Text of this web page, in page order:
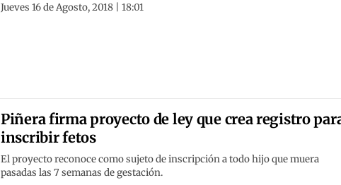
Jueves 16 de Agosto, 2018 | 18:01
Piñera firma proyecto de ley que crea registro
inscribir fetos
El proyecto reconoce como sujeto de inscripción a todo hijo que muera
pasadas las 7 semanas de gestación.